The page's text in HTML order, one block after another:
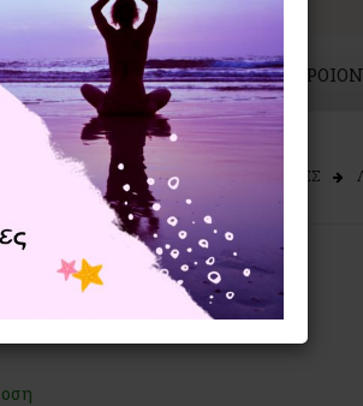
ΜΑΓΙΚΑ ΣΥΝΕΡΓΑ
Home ΜΑΓΙΚΕΣ ΕΠΙΘΥΜΙΕΣ